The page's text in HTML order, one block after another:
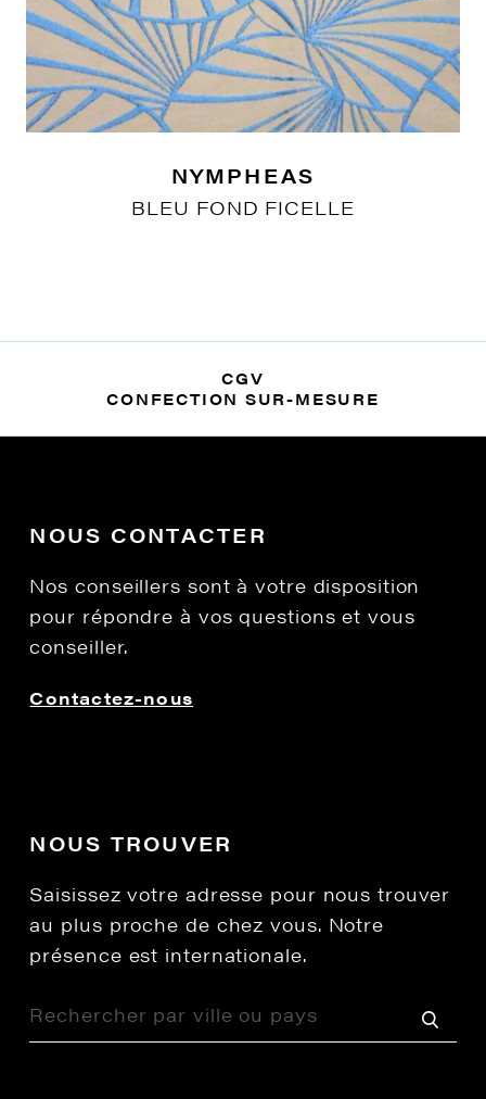
NYMPHEAS
BLEU FOND FICELLE
CGV
CONFECTION SUR-MESURE
NOUS CONTACTER
Nos conseillers sont à votre disposition
pour répondre à vos questions et vous
conseiller.
Contactez-nous
NOUS TROUVER
Saisissez votre adresse pour nous trouver
au plus proche de chez vous. Notre
présence est internationale.